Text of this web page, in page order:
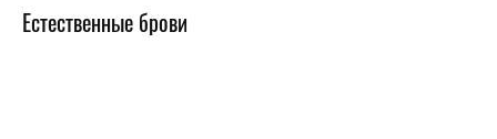
Естественные брови